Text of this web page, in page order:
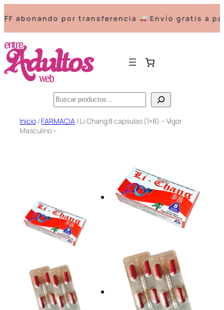
abonando por transferencia Envío gratis a partir
Buscar
SaltarInicio/FARMACIA/ Li Chang 8 capsulas (1×8) – Vigor
Masculino –